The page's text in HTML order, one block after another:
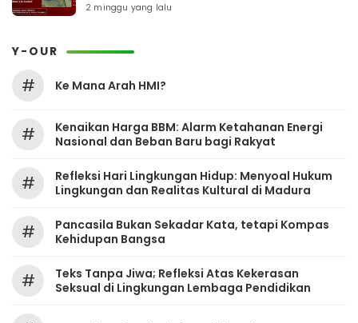
2 minggu yang lalu
Y-OUR
# Ke Mana Arah HMI?
#
Kenaikan Harga BBM: Alarm Ketahanan Energi
Nasional dan Beban Baru bagi Rakyat
#
Refleksi Hari Lingkungan Hidup: Menyoal Hukum
Lingkungan dan Realitas Kultural di Madura
#
Pancasila Bukan Sekadar Kata, tetapi Kompas
Kehidupan Bangsa
#
Teks Tanpa Jiwa; Refleksi Atas Kekerasan
Seksual di Lingkungan Lembaga Pendidikan